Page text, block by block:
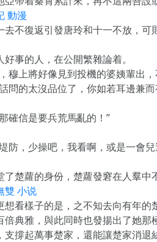
動漫
去不復返引發唐玲和十一不放，
好事的人，在公開繁雜論着。
穆上將好像見到投機的婆姨輩出
問的太沒品位了，你如若耳邊兼
確信是要兵荒馬亂的！”
防，少操吧，我看啊，或是一會
了楚蘿的身份，楚蘿發窘在人羣中
雙 小说
想看樣子的是，之不知去向有年的
倍典雅，與此同時也發揚出了她
撐起萬事楚家，還能讓楚家消退